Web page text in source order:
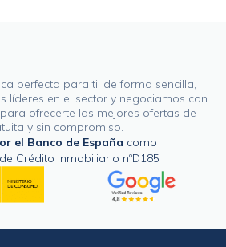
perfecta para ti, de forma sencilla,
líderes en el sector y negociamos con
ofrecerte las mejores ofertas de
y sin compromiso.
el Banco de España como
Crédito Inmobiliario nºD185